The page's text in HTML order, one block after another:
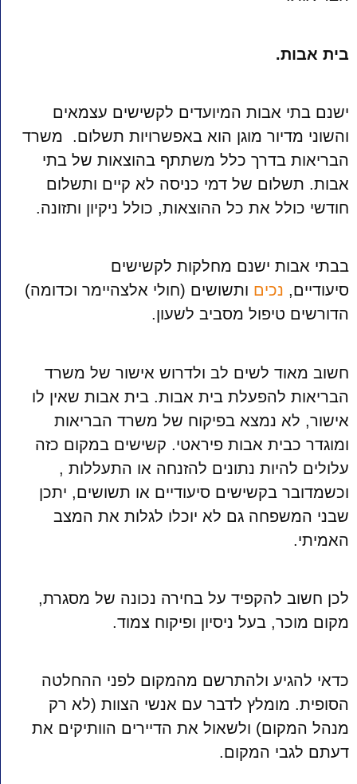
בית אבות.
ישנם בתי אבות המיועדים לקשישים עצמאים
והשוני מדיור מוגן הוא באפשרויות תשלום.
משרד
הבריאות בדרך כלל משתתף בהוצאות של בתי
אבות. תשלום של דמי כניסה לא קיים ותשלום
חודשי כולל את כל ההוצאות, כולל ניקיון ותזונה.
בבתי אבות ישנם מחלקות לקשישים
סיעודיים, נכים ותשושים (חולי אלצהיימר וכדומה)
הדורשים טיפול מסביב לשעון.
חשוב מאוד לשים לב ולדרוש אישור של משרד
הבריאות להפעלת בית אבות. בית אבות שאין לו
אישור, לא נמצא בפיקוח של משרד הבריאות
ומוגדר כבית אבות פיראטי. קשישים במקום כזה
עלולים להיות נתונים להזנחה או התעללות ,
וכשמדובר בקשישים סיעודיים או תשושים, יתכן
שבני המשפחה גם לא יוכלו לגלות את המצב
האמיתי.
לכן חשוב להקפיד על בחירה נכונה של מסגרת,
מקום מוכר, בעל ניסיון ופיקוח צמוד.
כדאי להגיע ולהתרשם מהמקום לפני ההחלטה
הסופית. מומלץ לדבר עם אנשי הצוות (לא רק
מנהל המקום) ולשאול את הדיירים הוותיקים את
דעתם לגבי המקום.